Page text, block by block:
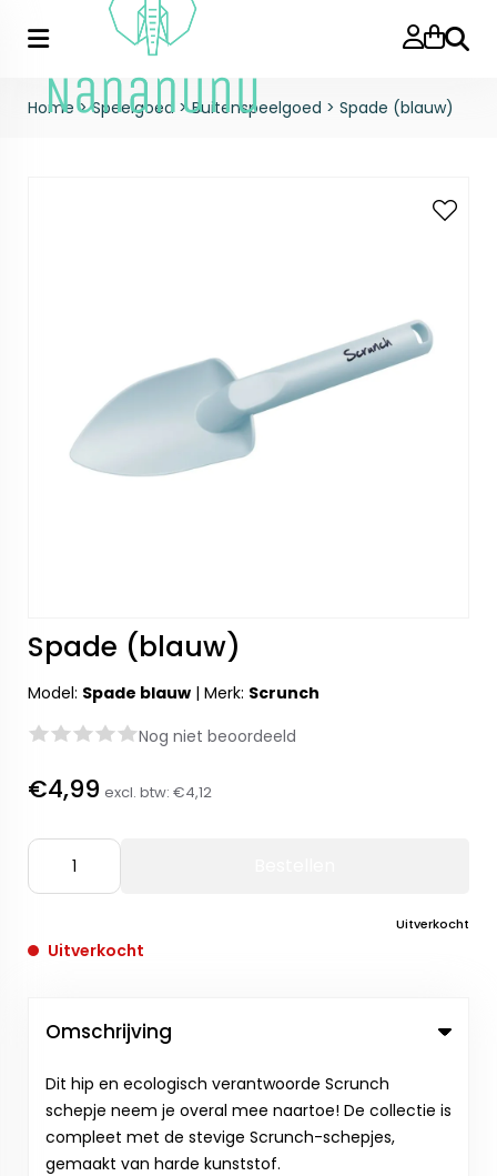
Home>Speelgoed>Buitenspeelgoed > Spade (blauw)
Spade (blauw)
Model: Spade blauw | Merk: Scrunch
Nog niet beoordeeld
€4,99 excl. btw: €4,12
Uitverkocht
Uitverkocht
Omschrijving
Dit hip en ecologisch verantwoorde Scrunch
schepje neem je overal mee naartoe! De collectie is
compleet met de stevige Scrunch-schepjes,
gemaakt van harde kunststof.